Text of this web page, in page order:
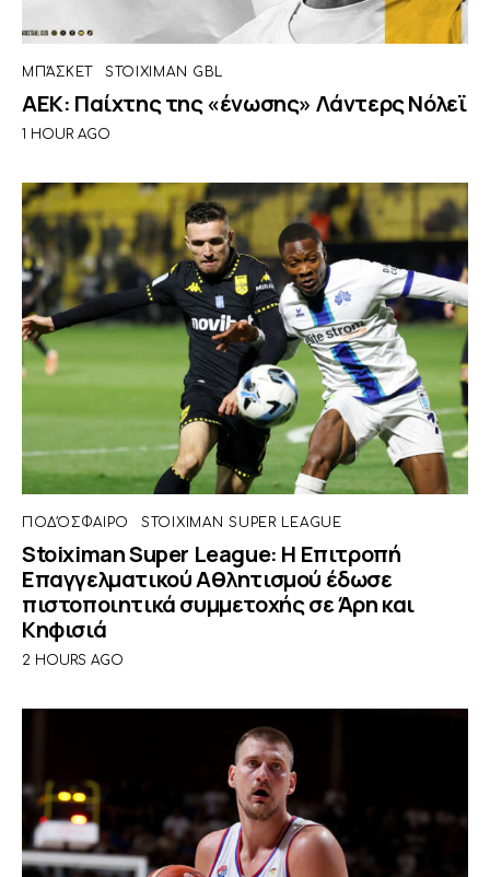
ΜΠΆΣΚΕΤ STOIXIMAN GBL
ΑΕΚ: Παίχτης της «ένωσης» Λάντερς Νόλεϊ
1 HOUR AGO
ΠΟΔΌΣΦΑΙΡΟ STOIXIMAN SUPER LEAGUE
Stoiximan Super League: Η Επιτροπή
Επαγγελματικού Αθλητισμού έδωσε
πιστοποιητικά συμμετοχής σε Άρη και
Κηφισιά
2 HOURS AGO